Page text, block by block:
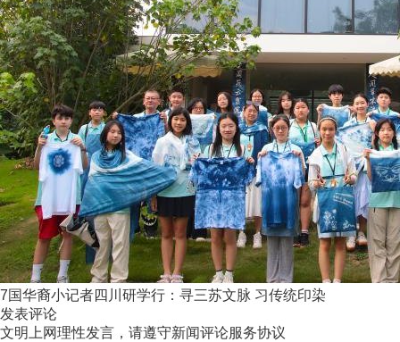
7国华裔小记者四川研学行：寻三苏文脉 习传统印染
发表评论
文明上网理性发言，请遵守新闻评论服务协议